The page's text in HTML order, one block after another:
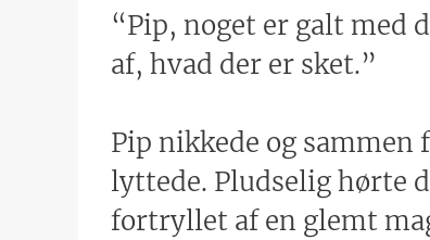
“Pip, noget er galt med
af, hvad der er sket.”
Pip nikkede og sammen
lyttede. Pludselig hørte
fortryllet af en glemt